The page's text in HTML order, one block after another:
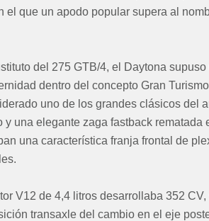
el que un apodo popular supera al
del 275 GTB/4, el Daytona
dentro del concepto Gran
uno de los grandes clásicos del
y una elegante zaga fastback
una característica franja frontal de
V12 de 4,4 litros desarrollaba 352
transaxle del cambio en el eje